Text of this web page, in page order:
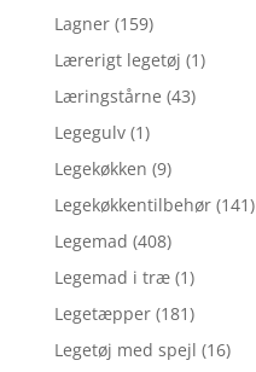
Lagner (159)
Lærerigt legetøj (1)
Læringstårne (43)
Legegulv (1)
Legekøkken (9)
Legekøkkentilbehør (141)
Legemad (408)
Legemad i træ (1)
Legetæpper (181)
Legetøj med spejl (16)